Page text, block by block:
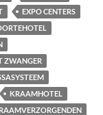
EXPO CENTERS
ZWANGER
KRAAMHOTEL